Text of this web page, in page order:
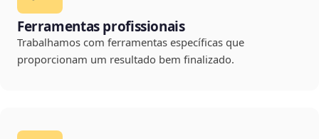
Ferramentas profissionais
Trabalhamos com ferramentas específicas que
proporcionam um resultado bem finalizado.